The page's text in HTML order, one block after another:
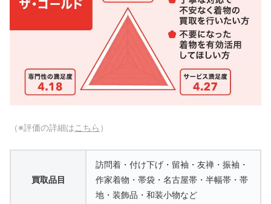
（※評価の詳細はこちら ）
買取品目
訪問着・付け下げ・留袖・友禅・振袖・
作家着物・帯袋・名古屋帯・半幅帯・帯
地・装飾品・和装小物など